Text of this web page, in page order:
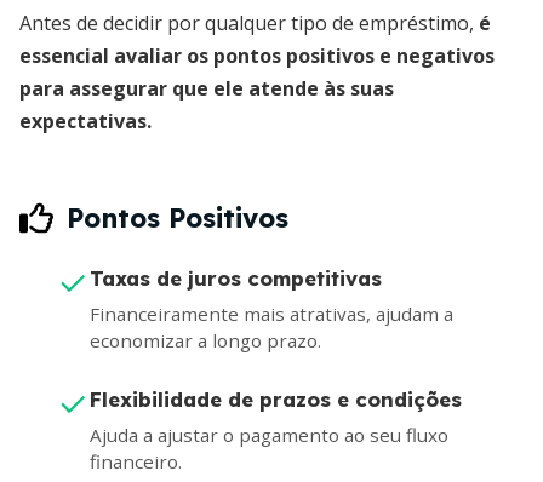
Antes de decidir por qualquer tipo de empréstimo, é
essencial avaliar os pontos positivos e negativos
para assegurar que ele atende às suas
expectativas.
Pontos Positivos
Taxas de juros competitivas
Financeiramente mais atrativas, ajudam a
economizar a longo prazo.
Flexibilidade de prazos e condições
Ajuda a ajustar o pagamento ao seu fluxo
financeiro.